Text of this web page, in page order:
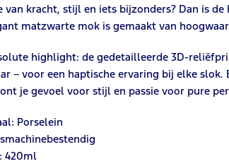
van kracht, stijl en iets bijzonders? Dan is
matzwarte mok is gemaakt van
highlight: de gedetailleerde 3D-
– voor een haptische ervaring bij elke
je gevoel voor stijl en passie voor pure
Porselein
420ml